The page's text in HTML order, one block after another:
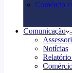
Comércio
Comunicação
Notícias